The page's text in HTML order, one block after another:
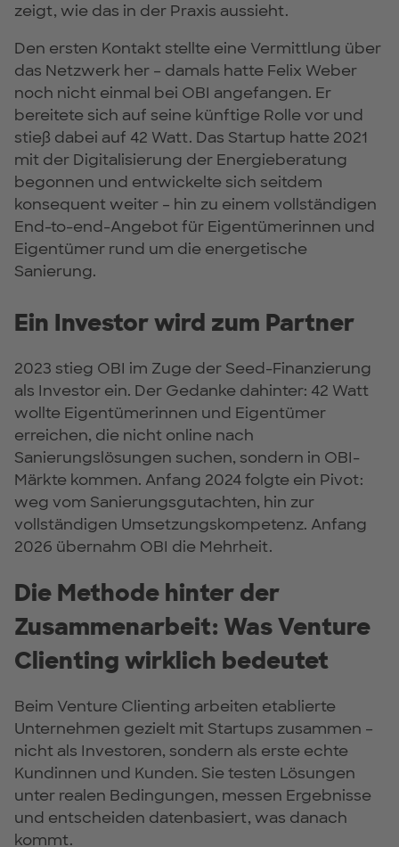
zeigt, wie das in der Praxis aussieht.
Den ersten Kontakt stellte eine Vermittlung über
das Netzwerk her – damals hatte Felix Weber
noch nicht einmal bei OBI angefangen. Er
bereitete sich auf seine künftige Rolle vor und
stieß dabei auf 42 Watt. Das Startup hatte 2021
mit der Digitalisierung der Energieberatung
begonnen und entwickelte sich seitdem
konsequent weiter – hin zu einem vollständigen
End-to-end-Angebot für Eigentümerinnen und
Eigentümer rund um die energetische
Sanierung.
Ein Investor wird zum Partner
2023 stieg OBI im Zuge der Seed-Finanzierung
als Investor ein. Der Gedanke dahinter: 42 Watt
wollte Eigentümerinnen und Eigentümer
erreichen, die nicht online nach
Sanierungslösungen suchen, sondern in OBI-
Märkte kommen. Anfang 2024 folgte ein Pivot:
weg vom Sanierungsgutachten, hin zur
vollständigen Umsetzungskompetenz. Anfang
2026 übernahm OBI die Mehrheit.
Die Methode hinter der
Zusammenarbeit: Was Venture
Clienting wirklich bedeutet
Beim Venture Clienting arbeiten etablierte
Unternehmen gezielt mit Startups zusammen –
nicht als Investoren, sondern als erste echte
Kundinnen und Kunden. Sie testen Lösungen
unter realen Bedingungen, messen Ergebnisse
und entscheiden datenbasiert, was danach
kommt.